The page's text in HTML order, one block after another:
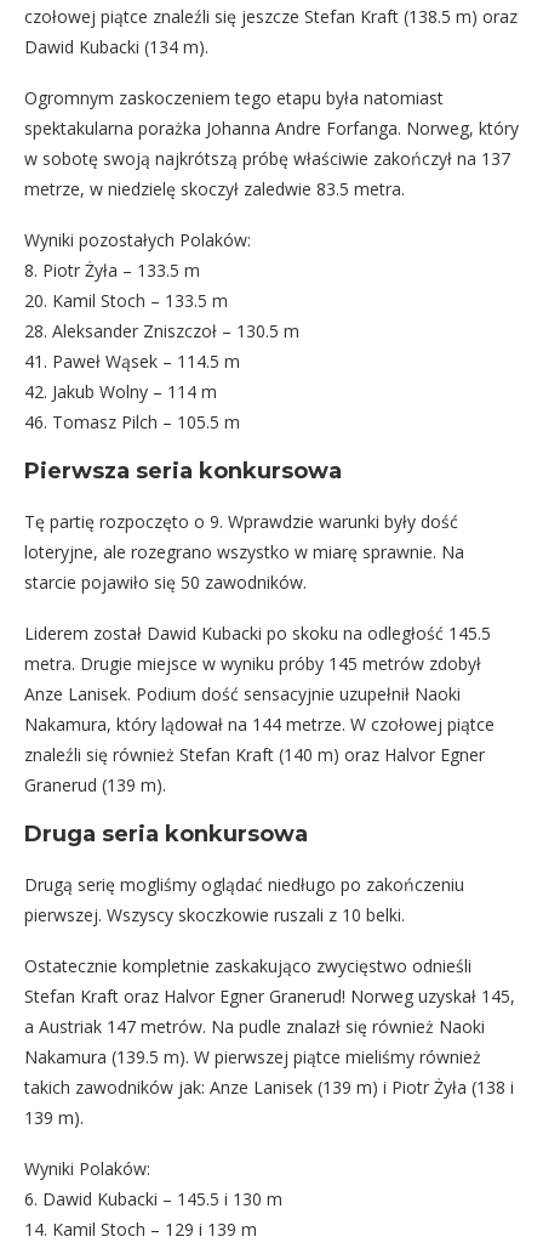
czołowej piątce znaleźli się jeszcze Stefan Kraft (138.5 m) oraz
Dawid Kubacki (134 m).
Ogromnym zaskoczeniem tego etapu była natomiast
spektakularna porażka Johanna Andre Forfanga. Norweg, który
w sobotę swoją najkrótszą próbę właściwie zakończył na 137
metrze, w niedzielę skoczył zaledwie 83.5 metra.
Wyniki pozostałych Polaków:
8. Piotr Żyła – 133.5 m
20. Kamil Stoch – 133.5 m
28. Aleksander Zniszczoł – 130.5 m
41. Paweł Wąsek – 114.5 m
42. Jakub Wolny – 114 m
46. Tomasz Pilch – 105.5 m
Pierwsza seria konkursowa
Tę partię rozpoczęto o 9. Wprawdzie warunki były dość
loteryjne, ale rozegrano wszystko w miarę sprawnie. Na
starcie pojawiło się 50 zawodników.
Liderem został Dawid Kubacki po skoku na odległość 145.5
metra. Drugie miejsce w wyniku próby 145 metrów zdobył
Anze Lanisek. Podium dość sensacyjnie uzupełnił Naoki
Nakamura, który lądował na 144 metrze. W czołowej piątce
znaleźli się również Stefan Kraft (140 m) oraz Halvor Egner
Granerud (139 m).
Druga seria konkursowa
Drugą serię mogliśmy oglądać niedługo po zakończeniu
pierwszej. Wszyscy skoczkowie ruszali z 10 belki.
Ostatecznie kompletnie zaskakująco zwycięstwo odnieśli
Stefan Kraft oraz Halvor Egner Granerud! Norweg uzyskał 145,
a Austriak 147 metrów. Na pudle znalazł się również Naoki
Nakamura (139.5 m). W pierwszej piątce mieliśmy również
takich zawodników jak: Anze Lanisek (139 m) i Piotr Żyła (138 i
139 m).
Wyniki Polaków:
6. Dawid Kubacki – 145.5 i 130 m
14. Kamil Stoch – 129 i 139 m